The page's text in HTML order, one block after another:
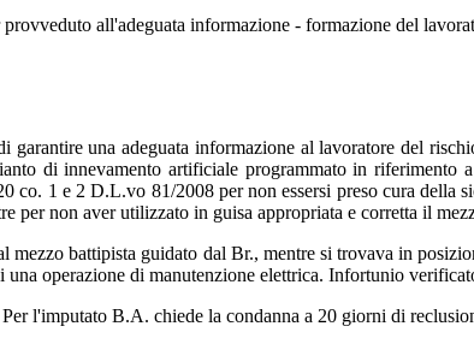
provveduto all'adeguata informazione - formazione del
garantire una adeguata informazione al lavoratore del
di innevamento artificiale programmato in
co. 1 e 2 D.L.vo 81/2008 per non essersi preso cura
per non aver utilizzato in guisa appropriata e corretta il
battipista guidato dal Br., mentre si trovava in
operazione di manutenzione elettrica. Infortunio
l'imputato B.A. chiede la condanna a 20 giorni di